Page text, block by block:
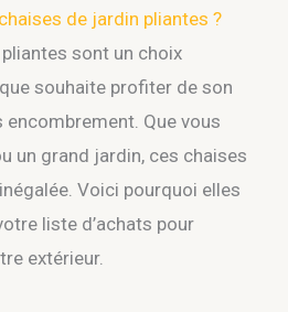
de jardin pliantes ?
sont un choix
souhaite profiter de son
encombrement. Que vous
un grand jardin, ces chaises
Voici pourquoi elles
liste d’achats pour
extérieur.